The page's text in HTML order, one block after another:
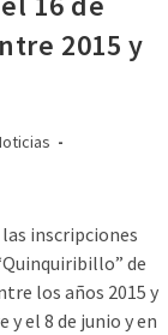
2015 y
inscripciones
de
los años 2015 y
y el 8 de junio y en